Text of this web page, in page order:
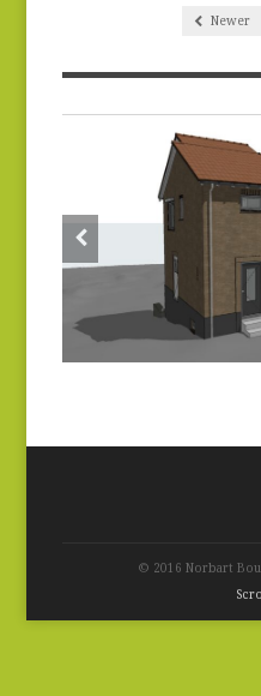
Newer
© 2016 Norbart